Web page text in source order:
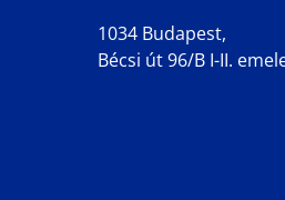
1034 Budapest,
Bécsi út 96/B I-II.